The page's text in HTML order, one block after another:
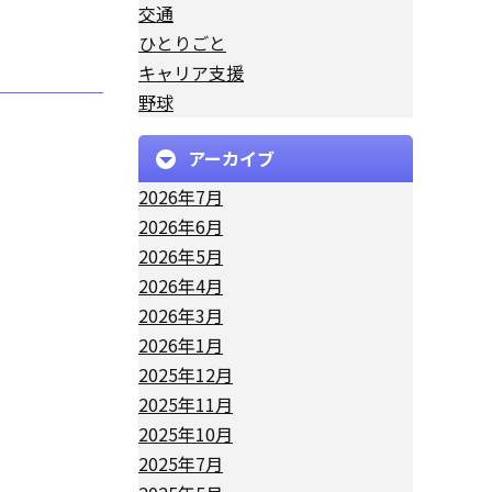
交通
ひとりごと
キャリア支援
野球
アーカイブ
2026年7月
2026年6月
2026年5月
2026年4月
2026年3月
2026年1月
2025年12月
2025年11月
2025年10月
2025年7月